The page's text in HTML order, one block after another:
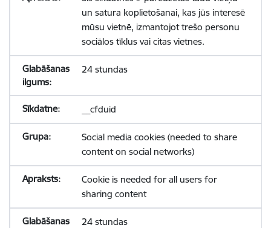
un satura koplietošanai, kas jūs interesē
mūsu vietnē, izmantojot trešo personu
sociālos tīklus vai citas vietnes.
24 stundas
__cfduid
Social media cookies (needed to share
content on social networks)
Cookie is needed for all users for
sharing content
24 stundas